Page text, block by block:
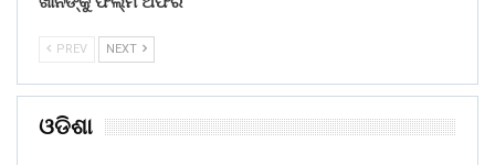
PREV NEXT
ଓଡିଶା